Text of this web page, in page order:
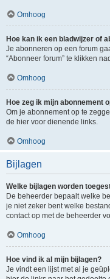
Omhoog
Hoe kan ik een bladwijzer of
Je abonneren op een forum
“Abonneer forum” te klikken
Omhoog
Hoe zeg ik mijn abonnement
Om je abonnement op te
de hier voor dienende links.
Omhoog
Bijlagen
Welke bijlagen worden
De beheerder bepaalt welke
je niet zeker bent welke
contact op met de beheerder
Omhoog
Hoe vind ik al mijn bijlagen?
Je vindt een lijst met al je